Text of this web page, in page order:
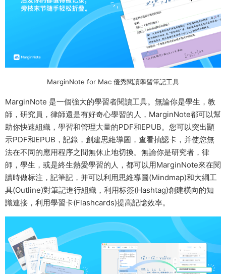
MarginNote for Mac 優秀閱讀學習筆記工具
MarginNote 是一個強大的學習者閱讀工具。無論你是學生，教
師，研究員，律師還是有好奇心學習的人，MarginNote都可以幫
助你快速組織，學習和管理大量的PDF和EPUB。您可以突出顯
示PDF和EPUB，記錄，創建思維導圖，查看抽認卡，并使您無
法在不同的應用程序之間無休止地切換。無論你是研究者，律
師，學生，或是終生熱愛學習的人，都可以用MarginNote來在閱
讀時做标注，記筆記，并可以利用思維導圖(Mindmap)和大綱工
具(Outline)對筆記進行組織，利用标簽(Hashtag)創建橫向的知
識連接，利用學習卡(Flashcards)提高記憶效率。